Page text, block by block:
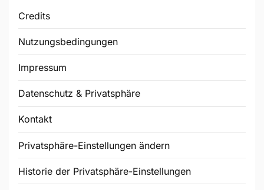
Credits
Nutzungsbedingungen
Impressum
Datenschutz & Privatsphäre
Kontakt
Privatsphäre-Einstellungen ändern
Historie der Privatsphäre-Einstellungen